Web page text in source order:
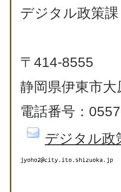
デジタル政策
〒414-8555
静岡県伊東市大
電話番号：
デジタル政